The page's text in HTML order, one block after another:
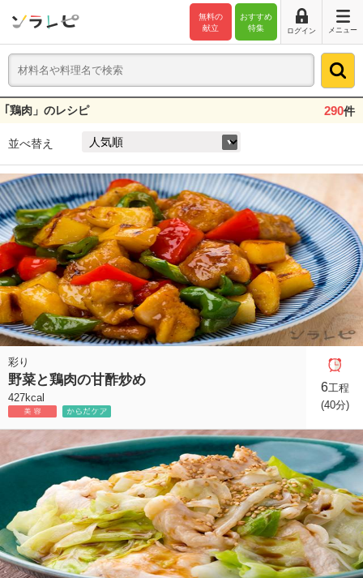
おすすめ
特集
無料の
献立
ログイン メニュー
｢鶏肉」のレシピ 290件
並べ替え
彩り
野菜と鶏肉の甘酢炒め
427kcal
6工程
(40分)